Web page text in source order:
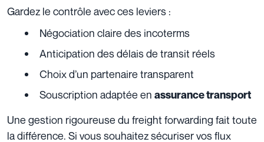
Gardez le contrôle avec ces leviers :
Négociation claire des incoterms
Anticipation des délais de transit réels
Choix d’un partenaire transparent
Souscription adaptée en assurance transport
Une gestion rigoureuse du freight forwarding fait toute
la différence. Si vous souhaitez sécuriser vos flux